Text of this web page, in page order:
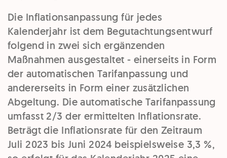
Die Inflationsanpassung für jedes
Kalenderjahr ist dem Begutachtungsentwurf
folgend in zwei sich ergänzenden
Maßnahmen ausgestaltet - einerseits in Form
der automatischen Tarifanpassung und
andererseits in Form einer zusätzlichen
Abgeltung. Die automatische Tarifanpassung
umfasst 2/3 der ermittelten Inflationsrate.
Beträgt die Inflationsrate für den Zeitraum
Juli 2023 bis Juni 2024 beispielsweise 3,3 %,